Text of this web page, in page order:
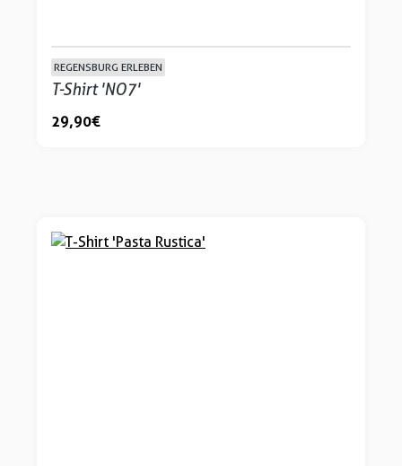
REGENSBURG ERLEBEN
T-Shirt 'NO7'
29,90 €